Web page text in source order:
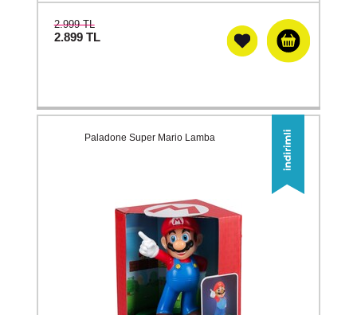
2.999 TL
2.899 TL
Paladone Super Mario Lamba